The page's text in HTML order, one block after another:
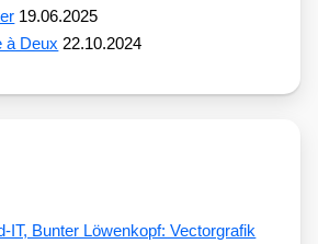
19.06.2025
à Deux 22.10.2024